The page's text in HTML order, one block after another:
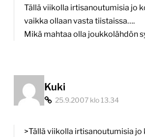
Tällä viikolla irtisanoutumisia jo
vaikka ollaan vasta tiistaissa….
Mikä mahtaa olla joukkolähdön
Kuki
25.9.2007 klo 13.34
>Tällä viikolla irtisanoutumisia jo